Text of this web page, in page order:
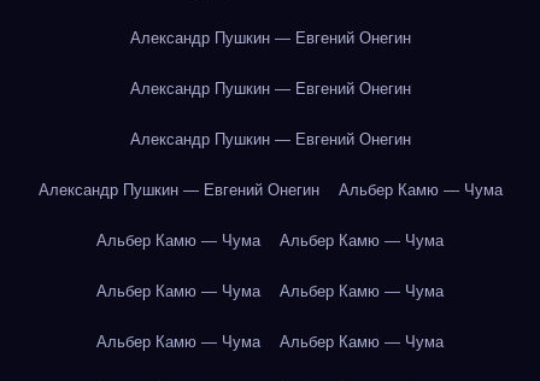
Александр Пушкин — Евгений Онегин
Александр Пушкин — Евгений Онегин
Александр Пушкин — Евгений Онегин
Александр Пушкин — Евгений Онегин Альбер Камю — Чума
Альбер Камю — Чума Альбер Камю — Чума
Альбер Камю — Чума Альбер Камю — Чума
Альбер Камю — Чума Альбер Камю — Чума